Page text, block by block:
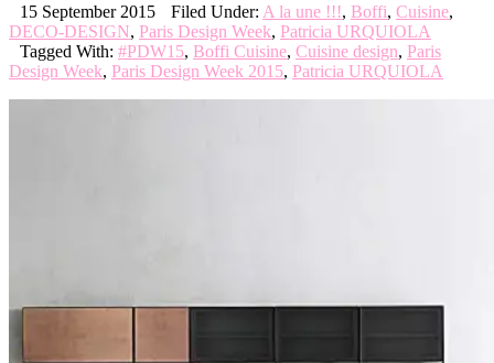
15 September 2015 Filed Under: A la une !!!, Boffi, Cuisine,
DECO-DESIGN, Paris Design Week, Patricia URQUIOLA
Tagged With: #PDW15, Boffi Cuisine, Cuisine design, Paris
Design Week, Paris Design Week 2015, Patricia URQUIOLA